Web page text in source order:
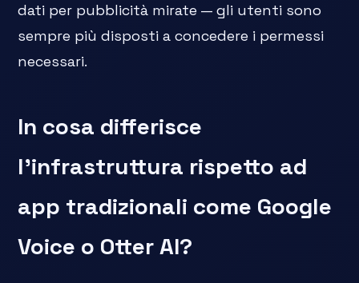
dati per pubblicità mirate — gli utenti sono
sempre più disposti a concedere i permessi
necessari.
In cosa differisce
l'infrastruttura rispetto ad
app tradizionali come Google
Voice o Otter AI?